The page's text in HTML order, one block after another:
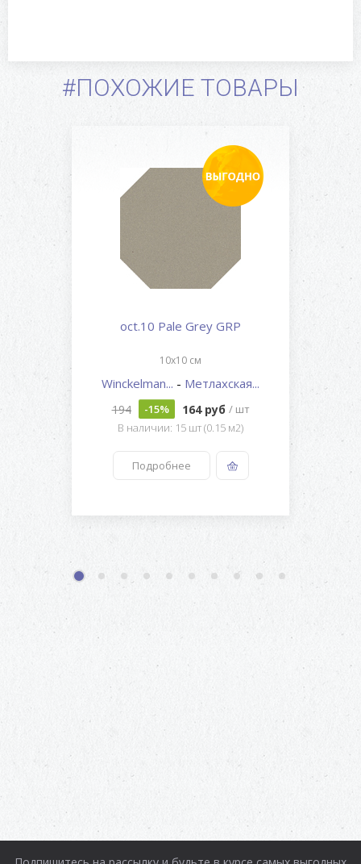
#ПОХОЖИЕ ТОВАРЫ
oct.10 Pale Grey GRP
10x10 см
Winckelman... - Метлахская...
194 -15% 164 руб / шт
В наличии: 15 шт (0.15 м2)
Подробнее
1 2 3 4 5 6 7 8 9 10